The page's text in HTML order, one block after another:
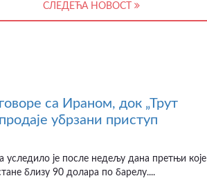
СЛЕДЕЋА НОВОСТ
са Ираном, док „Трут
убрзани приступ
уследило је после недељу дана претњи које
близу 90 долара по барелу....